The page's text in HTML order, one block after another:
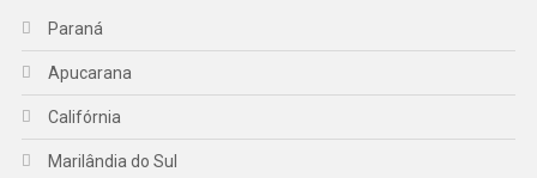
Paraná
Apucarana
Califórnia
Marilândia do Sul